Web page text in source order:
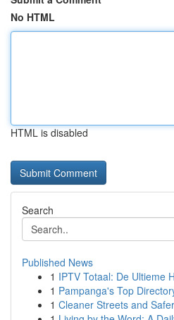
No HTML
HTML is disabled
Search
Published News
1 IPTV Totaal: De Ultieme
1 Pampanga's Top
1 Cleaner Streets and